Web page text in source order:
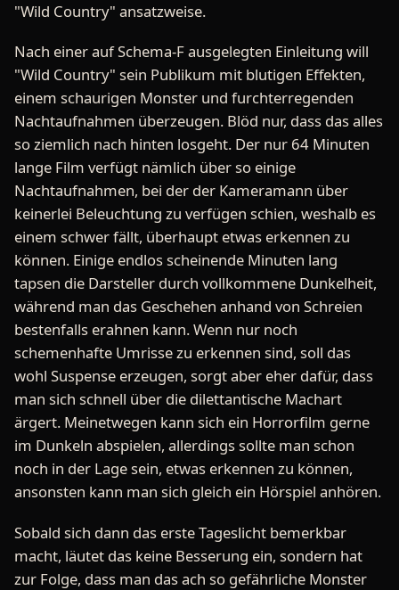
"Wild Country" ansatzweise.
Nach einer auf Schema-F ausgelegten Einleitung will
"Wild Country" sein Publikum mit blutigen Effekten,
einem schaurigen Monster und furchterregenden
Nachtaufnahmen überzeugen. Blöd nur, dass das alles
so ziemlich nach hinten losgeht. Der nur 64 Minuten
lange Film verfügt nämlich über so einige
Nachtaufnahmen, bei der der Kameramann über
keinerlei Beleuchtung zu verfügen schien, weshalb es
einem schwer fällt, überhaupt etwas erkennen zu
können. Einige endlos scheinende Minuten lang
tapsen die Darsteller durch vollkommene Dunkelheit,
während man das Geschehen anhand von Schreien
bestenfalls erahnen kann. Wenn nur noch
schemenhafte Umrisse zu erkennen sind, soll das
wohl Suspense erzeugen, sorgt aber eher dafür, dass
man sich schnell über die dilettantische Machart
ärgert. Meinetwegen kann sich ein Horrorfilm gerne
im Dunkeln abspielen, allerdings sollte man schon
noch in der Lage sein, etwas erkennen zu können,
ansonsten kann man sich gleich ein Hörspiel anhören.
Sobald sich dann das erste Tageslicht bemerkbar
macht, läutet das keine Besserung ein, sondern hat
zur Folge, dass man das ach so gefährliche Monster